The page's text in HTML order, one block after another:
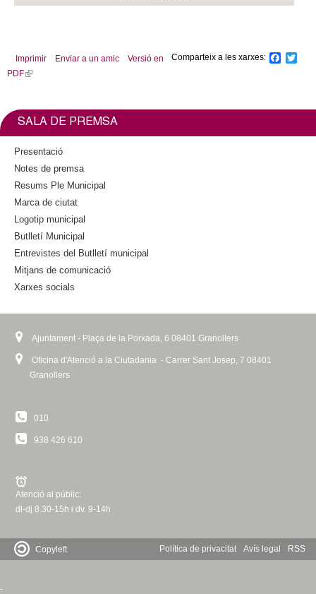
Comparteix a les xarxes:
F
k
T
Imprimir Enviar a un amic
Versió en
PDF(
n
x
t
e
r
n
a
SALA DE PREMSA
Presentació
Notes de premsa
Resums Ple Municipal
Marca de ciutat
Logotip municipal
Butlletí Municipal
Entrevistes del Butlletí municipal
Mitjans de comunicació
Xarxes socials
Ajuntament - Plaça de la Porxada, 6 08401 Granollers
Oficina d'Atenció a la Ciutadania - Carrer Sant Josep, 7 08401
Granollers
010
938 426 610
Atenció al públic:
dl-dj 8.30-15h i dv. 9-14h
Política de privacitat Avís legal RSS
Copyleft
-